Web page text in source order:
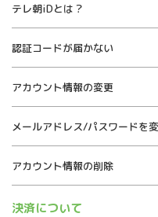
テレ朝iDとは？
認証コードが届かない
アカウント情報の変更
メールアドレス/パスワードを
アカウント情報の削除
決済について